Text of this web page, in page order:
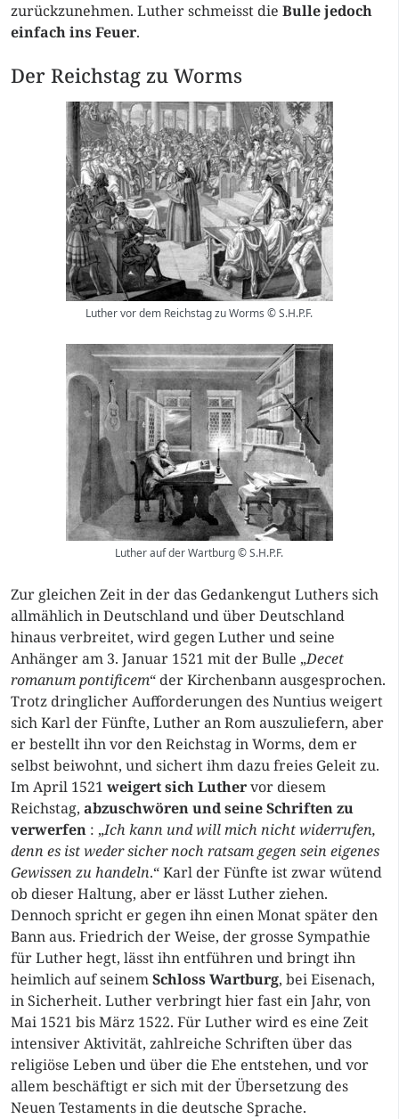
zurückzunehmen. Luther schmeisst die Bulle jedoch
einfach ins Feuer.
Der Reichstag zu Worms
Luther vor dem Reichstag zu Worms © S.H.P.F.
Luther auf der Wartburg © S.H.P.F.
Zur gleichen Zeit in der das Gedankengut Luthers sich
allmählich in Deutschland und über Deutschland
hinaus verbreitet, wird gegen Luther und seine
Anhänger am 3. Januar 1521 mit der Bulle „Decet
romanum pontificem“ der Kirchenbann ausgesprochen.
Trotz dringlicher Aufforderungen des Nuntius weigert
sich Karl der Fünfte, Luther an Rom auszuliefern, aber
er bestellt ihn vor den Reichstag in Worms, dem er
selbst beiwohnt, und sichert ihm dazu freies Geleit zu.
Im April 1521 weigert sich Luthervor diesem
Reichstag, abzuschwörenund seine Schriften zu
verwerfen : „Ich kann und will mich nicht widerrufen,
denn es ist weder sicher noch ratsam gegen sein eigenes
Gewissen zu handeln.“ Karl der Fünfte ist zwar wütend
ob dieser Haltung, aber er lässt Luther ziehen.
Dennoch spricht er gegen ihn einen Monat später den
Bann aus. Friedrich der Weise, der grosse Sympathie
für Luther hegt, lässt ihn entführen und bringt ihn
heimlich auf seinemSchloss Wartburg, bei Eisenach,
in Sicherheit. Luther verbringt hier fast ein Jahr, von
Mai 1521 bis März 1522. Für Luther wird es eine Zeit
intensiver Aktivität, zahlreiche Schriften über das
religiöse Leben und über die Ehe entstehen, und vor
allem beschäftigt er sich mit der Übersetzung des
Neuen Testaments in die deutsche Sprache.